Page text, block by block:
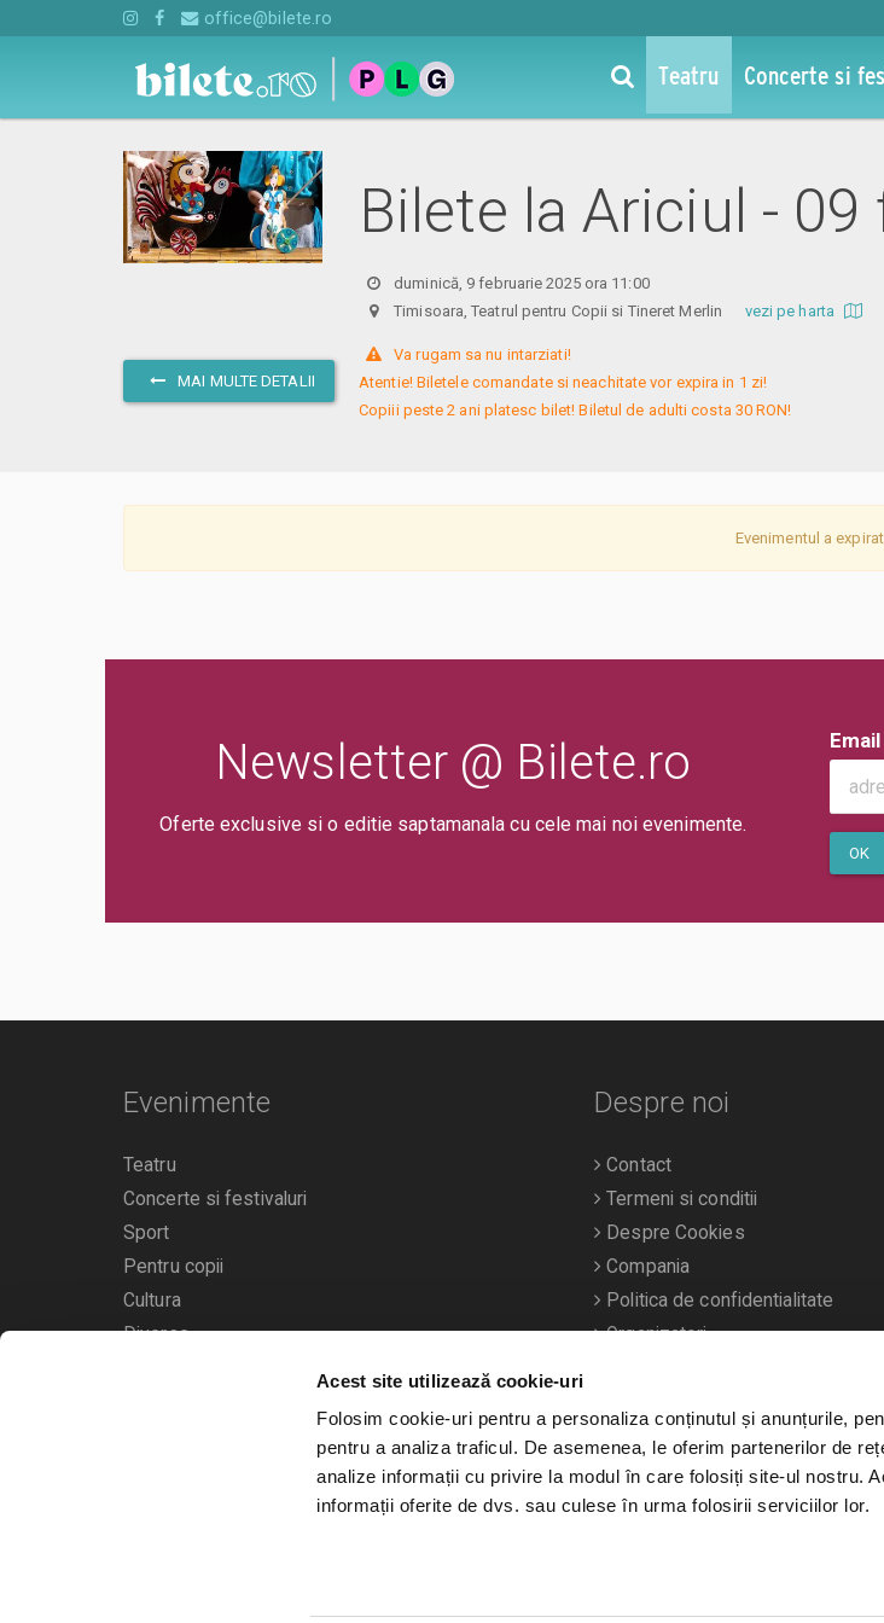
Acest site utilizează cookie-uri
Folosim cookie-uri pentru a personaliza conținutul și anunțurile,
pentru a analiza traficul. De asemenea, le oferim partenerilor de
analize informații cu privire la modul în care folosiți site-ul nostru.
informații oferite de dvs. sau culese în urma folosirii serviciilor lor.
office@bilete.ro
Teatru Concerte si
MAI MULTE DETALII
Bilete la Ariciul - 09
duminică, 9 februarie 2025 ora 11:00
Timisoara, Teatrul pentru Copii si Tineret Merlin vezi pe harta
Va rugam sa nu intarziati!
Atentie! Biletele comandate si neachitate vor expira in 1 zi!
Copiii peste 2 ani platesc bilet! Biletul de adulti costa 30 RON!
Evenimentul a expirat.
Newsletter @ Bilete.ro
Oferte exclusive si o editie saptamanala cu cele mai noi evenimente.
Email
OK
Evenimente
Teatru
Concerte si festivaluri
Sport
Pentru copii
Cultura
Diverse
Calendarul evenimentelor
Despre noi
Contact
Termeni si conditii
Despre Cookies
Compania
Politica de confidentialitate
Organizatori
Bilete.ro